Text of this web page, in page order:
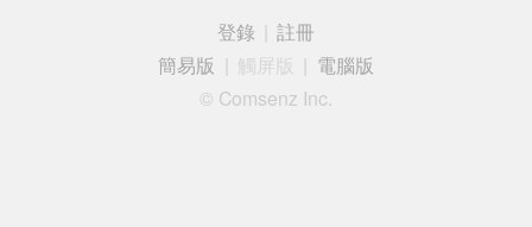
登錄
註冊
簡易版
觸屏版
電腦版
© Comsenz Inc.